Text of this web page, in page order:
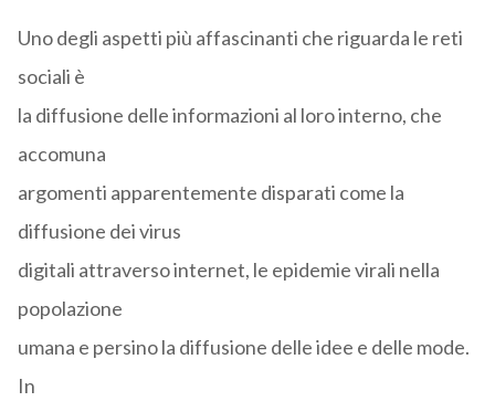
Uno degli aspetti più affascinanti che riguarda le reti
sociali è
la diffusione delle informazioni al loro interno, che
accomuna
argomenti apparentemente disparati come la
diffusione dei virus
digitali attraverso internet, le epidemie virali nella
popolazione
umana e persino la diffusione delle idee e delle mode.
In